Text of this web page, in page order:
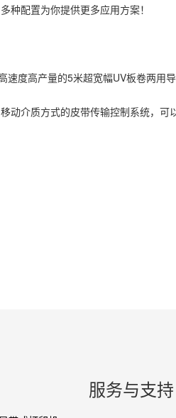
种配置为你提供更多应用方案！
速度高产量的5米超宽幅UV板卷两用
动介质方式的皮带传输控制系统，可
服务与支持